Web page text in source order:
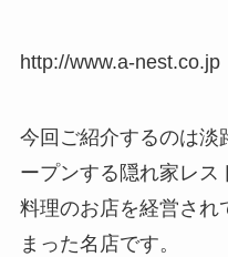
http://www.a-nest.co.jp
今回ご紹介するのは淡
ープンする隠れ家レス
料理のお店を経営され
まった名店です。